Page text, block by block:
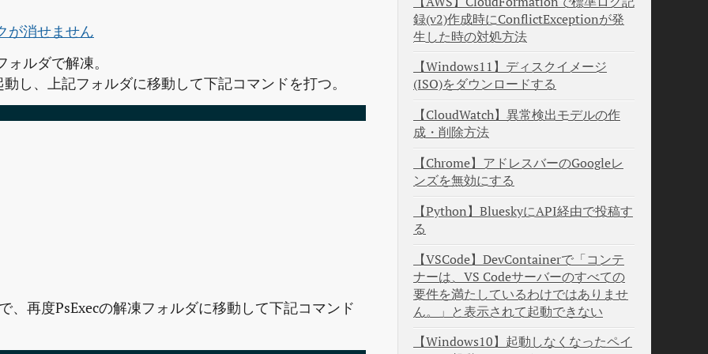
が消せません
ルダで解凍。
し、上記フォルダに移動して下記コマンドを打つ。
、再度PsExecの解凍フォルダに移動して下記コマンド
録(v2)作成時にConflictExceptionが発
生した時の対処方法
【Windows11】ディスクイメージ
(ISO)をダウンロードする
【CloudWatch】異常検出モデルの作
成・削除方法
【Chrome】アドレスバーのGoogleレ
ンズを無効にする
【Python】BlueskyにAPI経由で投稿す
る
【VSCode】DevContainerで「コンテ
ナーは、VS Codeサーバーのすべての
要件を満たしているわけではありませ
ん。」と表示されて起動できない
【Windows10】起動しなくなったペイ